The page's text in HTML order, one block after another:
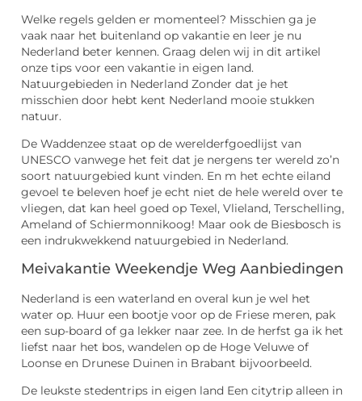
Welke regels gelden er momenteel? Misschien ga je
vaak naar het buitenland op vakantie en leer je nu
Nederland beter kennen. Graag delen wij in dit artikel
onze tips voor een vakantie in eigen land.
Natuurgebieden in Nederland Zonder dat je het
misschien door hebt kent Nederland mooie stukken
natuur.
De Waddenzee staat op de werelderfgoedlijst van
UNESCO vanwege het feit dat je nergens ter wereld zo’n
soort natuurgebied kunt vinden. En m het echte eiland
gevoel te beleven hoef je echt niet de hele wereld over te
vliegen, dat kan heel goed op Texel, Vlieland, Terschelling,
Ameland of Schiermonnikoog! Maar ook de Biesbosch is
een indrukwekkend natuurgebied in Nederland.
Meivakantie Weekendje Weg Aanbiedingen
Nederland is een waterland en overal kun je wel het
water op. Huur een bootje voor op de Friese meren, pak
een sup-board of ga lekker naar zee. In de herfst ga ik het
liefst naar het bos, wandelen op de Hoge Veluwe of
Loonse en Drunese Duinen in Brabant bijvoorbeeld.
De leukste stedentrips in eigen land Een citytrip alleen in